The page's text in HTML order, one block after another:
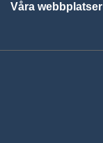
Våra webbplatser